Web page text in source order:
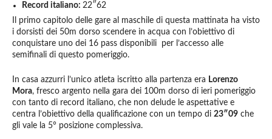
Record italiano: 22″62
Il primo capitolo delle gare al maschile di questa mattinata ha visto
i dorsisti dei 50m dorso scendere in acqua con l’obiettivo di
conquistare uno dei 16 pass disponibili per l’accesso alle
semifinali di questo pomeriggio.
In casa azzurri l’unico atleta iscritto alla partenza era Lorenzo
Mora, fresco argento nella gara dei 100m dorso di ieri pomeriggio
con tanto di record italiano, che non delude le aspettative e
centra l’obiettivo della qualificazione con un tempo di 23″09 che
gli vale la 5° posizione complessiva.